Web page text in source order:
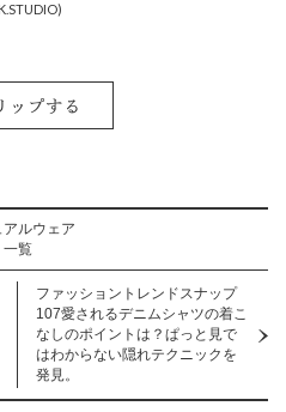
アルウェア
一覧
ファッショントレンドスナップ
107愛されるデニムシャツの着こ
なしのポイントは？ぱっと見で
はわからない隠れテクニックを
発見。